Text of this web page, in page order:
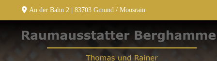
Zum Inhalt springen
 An der Bahn 2 | 83703 Gmund / Moosrain